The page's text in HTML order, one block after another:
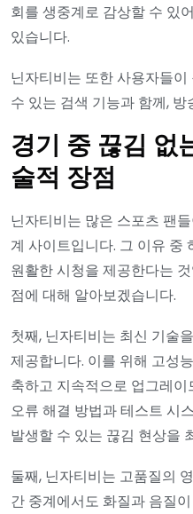
회를 생중계로 감상할 수 있
있습니다.
닌자티비는 또한 사용자들
수 있는 검색 기능과 함께, 방
경기 중 끊김 없
술적 장점
닌자티비는 많은 스포츠 팬
계 사이트입니다. 그 이유 중
원활한 시청을 제공한다는
점에 대해 알아보겠습니다.
첫째, 닌자티비는 최신 기술
제공합니다. 이를 위해 고성
축하고 지속적으로 업그레
오류 해결 방법과 테스트 시
발생할 수 있는 끊김 현상을
둘째, 닌자티비는 고품질의
간 중계에서도 화질과 음질